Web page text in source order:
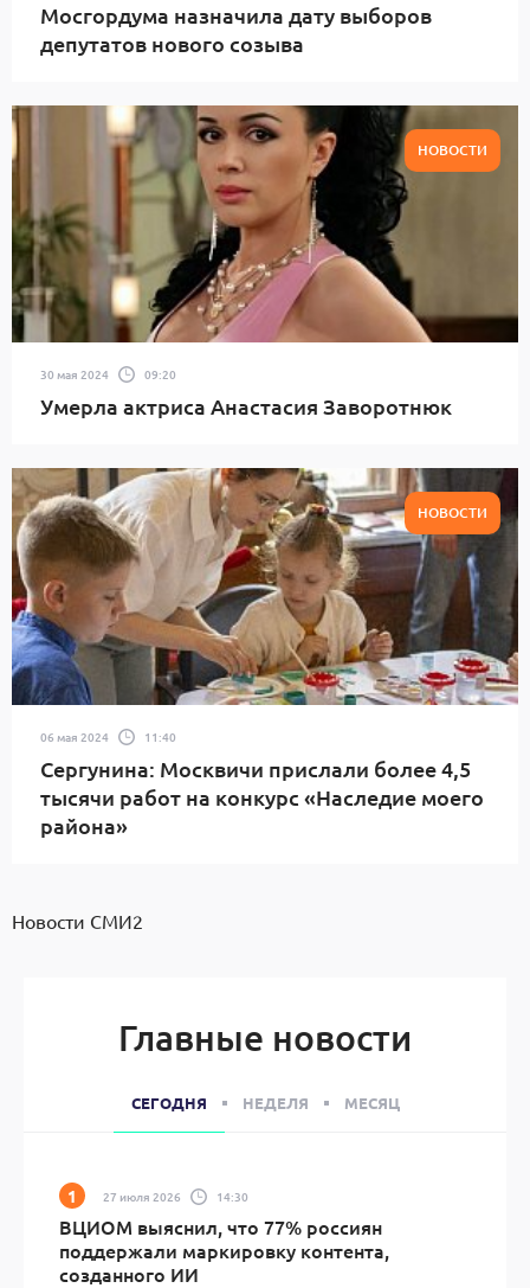
Мосгордума назначила дату выборов
депутатов нового созыва
НОВОСТИ
30 мая 2024 09:20
Умерла актриса Анастасия Заворотнюк
НОВОСТИ
06 мая 2024 11:40
Сергунина: Москвичи прислали более 4,5
тысячи работ на конкурс «Наследие моего
района»
Новости СМИ2
Главные новости
СЕГОДНЯ НЕДЕЛЯ МЕСЯЦ
27 июля 2026 14:30
ВЦИОМ выяснил, что 77% россиян
поддержали маркировку контента,
созданного ИИ